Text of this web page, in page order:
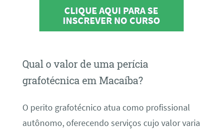
CLIQUE AQUI PARA SE
INSCREVER NO CURSO
Qual o valor de uma perícia
grafotécnica em Macaíba?
O perito grafotécnico atua como profissional
autônomo, oferecendo serviços cujo valor varia